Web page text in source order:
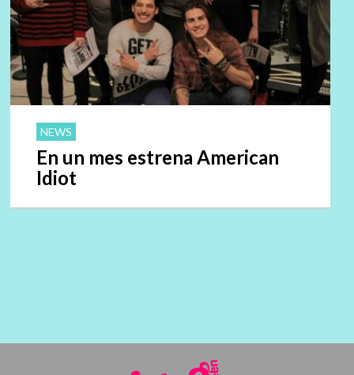
NEWS
En un mes estrena American
Idiot